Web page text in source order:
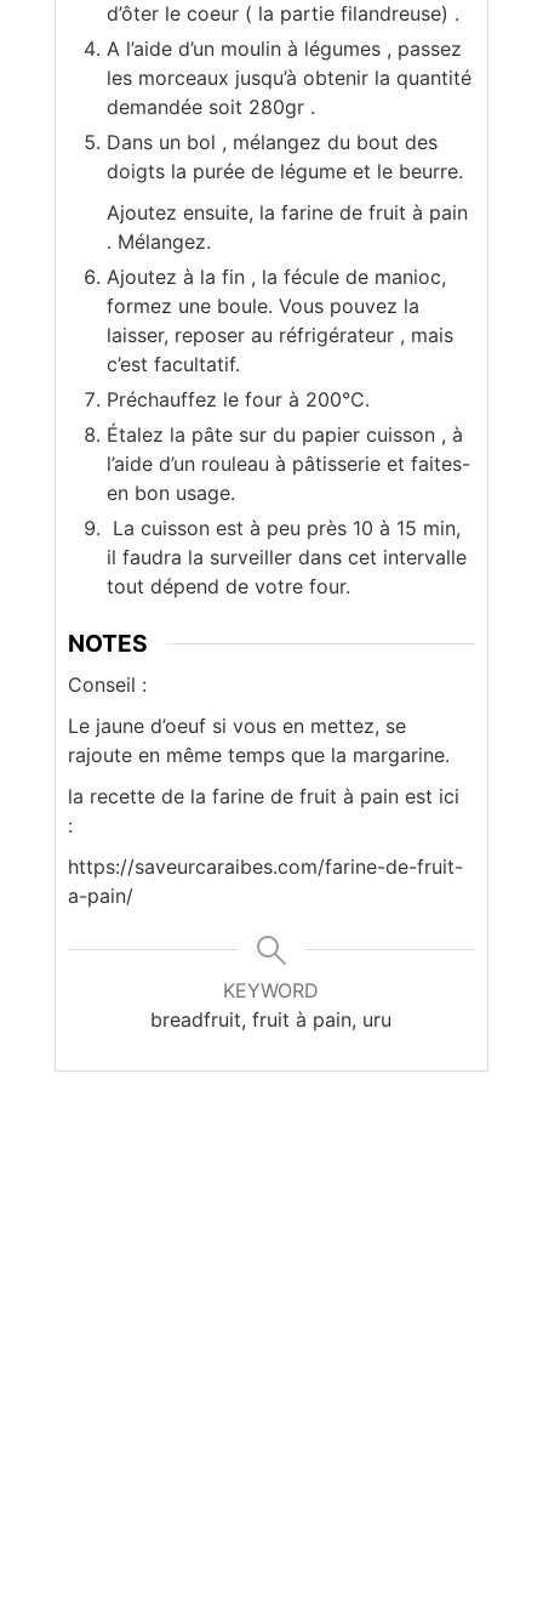
d’ôter le coeur ( la partie filandreuse) .
A l’aide d’un moulin à légumes , passez
les morceaux jusqu’à obtenir la quantité
demandée soit 280gr .
Dans un bol , mélangez du bout des
doigts la purée de légume et le beurre.
Ajoutez ensuite, la farine de fruit à pain
. Mélangez.
Ajoutez à la fin , la fécule de manioc,
formez une boule. Vous pouvez la
laisser, reposer au réfrigérateur , mais
c’est facultatif.
Préchauffez le four à 200°C.
Étalez la pâte sur du papier cuisson , à
l’aide d’un rouleau à pâtisserie et faites-
en bon usage.
La cuisson est à peu près 10 à 15 min,
il faudra la surveiller dans cet intervalle
tout dépend de votre four.
NOTES
Conseil :
Le jaune d’oeuf si vous en mettez, se
rajoute en même temps que la margarine.
la recette de la farine de fruit à pain est ici
:
https://saveurcaraibes.com/farine-de-fruit-
a-pain/
KEYWORD
breadfruit, fruit à pain, uru